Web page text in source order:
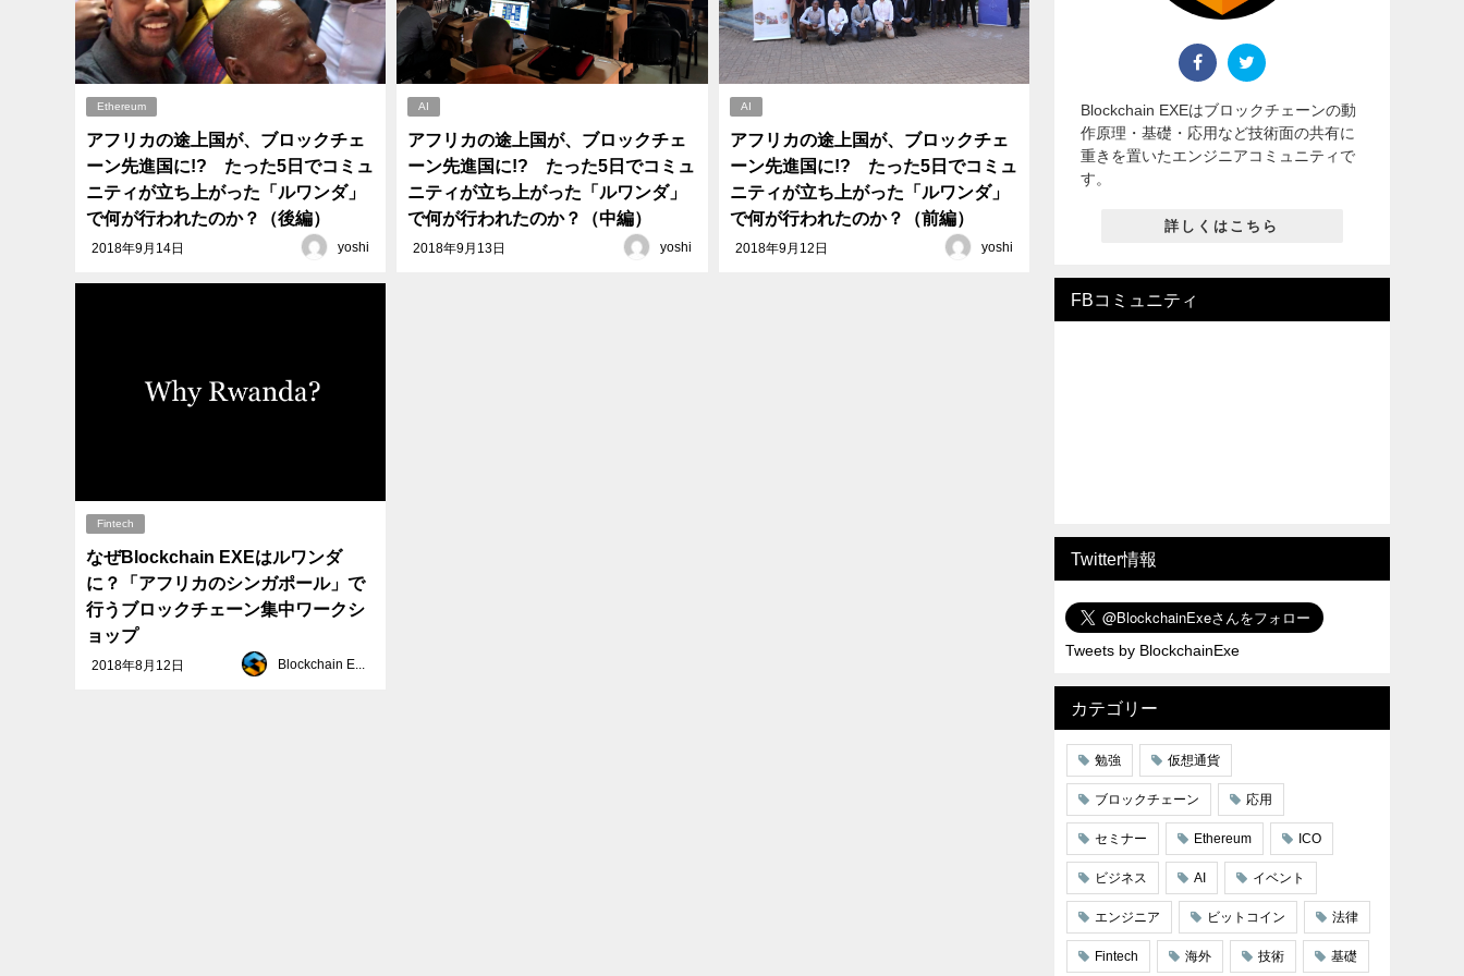
Ethereum
アフリカの途上国が、ブロックチェ
ーン先進国に!? たった5日でコミュ
ニティが立ち上がった「ルワンダ」
で何が行われたのか？（後編）
2018年9月14日 yoshi
AI
アフリカの途上国が、ブロックチェ
ーン先進国に!? たった5日でコミュ
ニティが立ち上がった「ルワンダ」
で何が行われたのか？（中編）
2018年9月13日 yoshi
AI
アフリカの途上国が、ブロックチェ
ーン先進国に!? たった5日でコミュ
ニティが立ち上がった「ルワンダ」
で何が行われたのか？（前編）
2018年9月12日 yoshi
Fintech
なぜBlockchain EXEはルワンダ
に？「アフリカのシンガポール」で
行うブロックチェーン集中ワークシ
ョップ
2018年8月12日
Blockchain EXEはブロックチェーンの動
作原理・基礎・応用など技術面の共有に
重きを置いたエンジニアコミュニティで
す。
詳しくはこちら
FBコミュニティ
Twitter情報
Tweets by BlockchainExe
カテゴリー
勉強 仮想通貨
ブロックチェーン 応用
セミナー Ethereum ICO
ビジネス AI イベント
エンジニア ビットコイン 法律
Fintech 海外 技術 基礎